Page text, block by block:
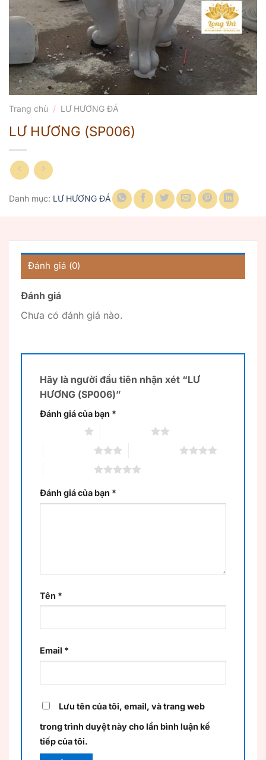
Trang chủ / LƯ HƯƠNG ĐÁ
LƯ HƯƠNG (SP006)
Danh mục: LƯ HƯƠNG ĐÁ
Đánh giá (0)
Đánh giá
Chưa có đánh giá nào.
Hãy là người đầu tiên nhận xét “LƯ
HƯƠNG (SP006)”
Đánh giá của bạn *
Đánh giá của bạn *
Tên *
Email *
Lưu tên của tôi, email, và trang web
trong trình duyệt này cho lần bình luận kế
tiếp của tôi.